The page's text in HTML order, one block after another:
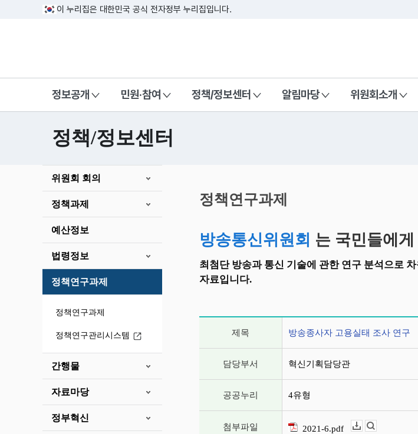
이 누리집은 대한민국 공식 전자정부 누리집입니다.
정보공개 민원·참여 정책/정보센터 알림마당 위원회소개
정책/정보센터
위원회 회의
정책과제
예산정보
법령정보
정책연구과제
정책연구과제
정책연구관리시스템
간행물
자료마당
정부혁신
시
작
정책연구과제
방송통신위원회 는 국민들에
최첨단 방송과 통신 기술에 관한 연구 분석으로
자료입니다.
제목 방송종사자 고용실태 조사 연구
담당부서 혁신기획담당관
공공누리 4유형
첨부파일 2021-6.pdf